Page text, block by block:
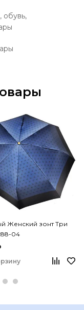
Женский зонт Три
04